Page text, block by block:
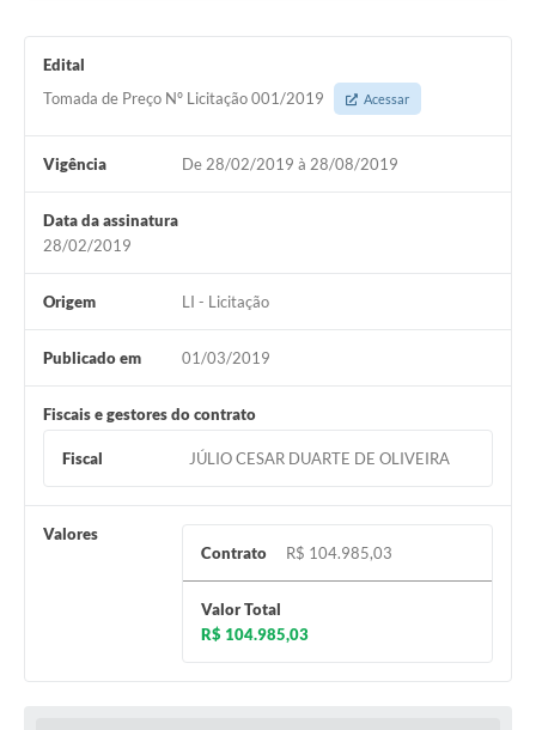
Edital
Tomada de Preço Nº Licitação 001/2019
Acessar
Vigência De 28/02/2019 à 28/08/2019
Data da assinatura
28/02/2019
Origem LI - Licitação
Publicado em 01/03/2019
Fiscais e gestores do contrato
Fiscal JÚLIO CESAR DUARTE DE OLIVEIRA
Valores
Contrato
R$ 104.985,03
Valor Total
R$ 104.985,03